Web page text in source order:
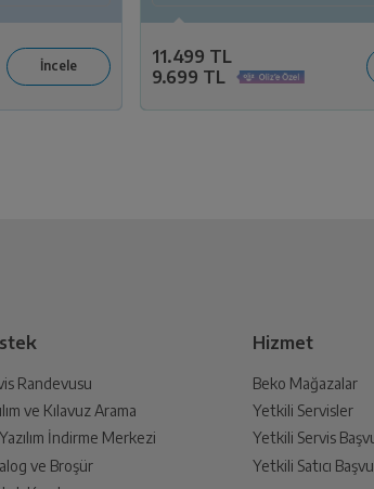
11.499 TL
9.699 TL
Randevusu
ve Kılavuz Arama
İndirme Merkezi
ve Broşür
Hizmet
Beko Mağazalar
Yetkili Servisler
Yetkili Servis
Yetkili Satıcı